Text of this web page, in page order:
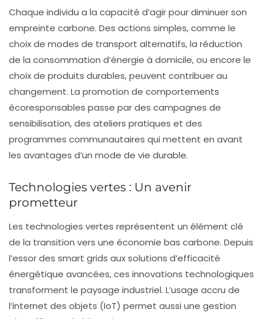
Chaque individu a la capacité d’agir pour diminuer son
empreinte carbone. Des actions simples, comme le
choix de modes de transport alternatifs, la réduction
de la consommation d’énergie à domicile, ou encore le
choix de produits durables, peuvent contribuer au
changement. La promotion de comportements
écoresponsables passe par des campagnes de
sensibilisation, des ateliers pratiques et des
programmes communautaires qui mettent en avant
les avantages d’un mode de vie durable.
Technologies vertes : Un avenir
prometteur
Les technologies vertes représentent un élément clé
de la transition vers une économie bas carbone. Depuis
l’essor des smart grids aux solutions d’efficacité
énergétique avancées, ces innovations technologiques
transforment le paysage industriel. L’usage accru de
l’internet des objets (IoT) permet aussi une gestion